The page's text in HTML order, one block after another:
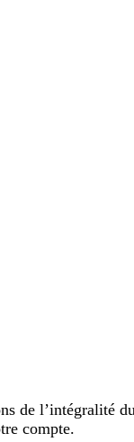
de l’intégralité
compte.